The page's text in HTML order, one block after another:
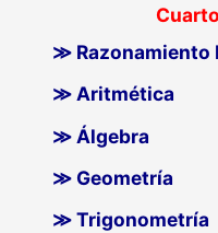
≫ Razonamiento
≫ Aritmética
≫ Álgebra
≫ Geometría
≫ Trigonometría